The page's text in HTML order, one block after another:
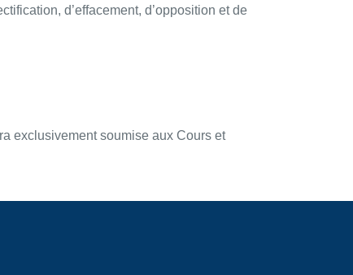
d’effacement, d’opposition et de
exclusivement soumise aux Cours et